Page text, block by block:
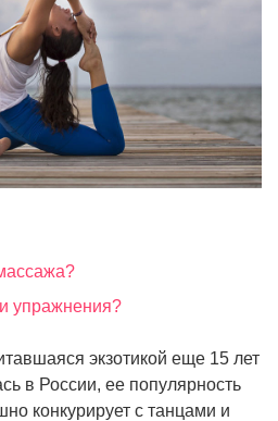
упражнения?
экзотикой еще 15 лет
в России, ее популярность
конкурирует с танцами и